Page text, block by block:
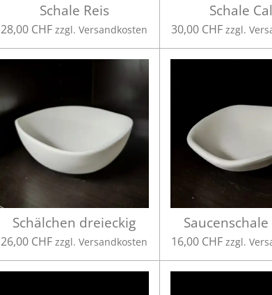
Schale Reis
28,00 CHF zzgl. Versandkosten
Schale
30,00 CHF zzgl.
Schälchen dreieckig
26,00 CHF zzgl. Versandkosten
Saucenschale
16,00 CHF zzgl.